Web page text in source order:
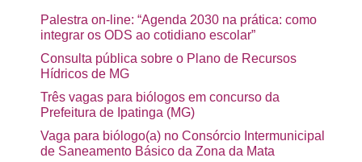
Palestra on-line: “Agenda 2030 na prática: como
integrar os ODS ao cotidiano escolar”
Consulta pública sobre o Plano de Recursos
Hídricos de MG
Três vagas para biólogos em concurso da
Prefeitura de Ipatinga (MG)
Vaga para biólogo(a) no Consórcio Intermunicipal
de Saneamento Básico da Zona da Mata